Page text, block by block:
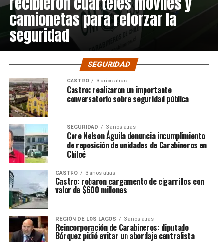
camionetas para reforzar la
seguridad
SEGURIDAD
CASTRO 3 años atras
Castro: realizaron un importante
conversatorio sobre seguridad pública
SEGURIDAD 3 años atras
Core Nelson Águila denuncia incumplimiento
de reposición de unidades de Carabineros en
Chiloé
CASTRO 3 años atras
Castro: robaron cargamento de cigarrillos con
valor de $600 millones
REGIÓN DE LOS LAGOS 3 años atras
Reincorporación de Carabineros: diputado
Bórquez pidió evitar un abordaje centralista